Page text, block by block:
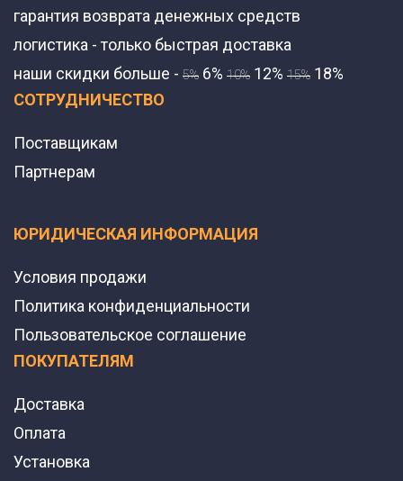
гарантия возврата денежных средств
логистика - только быстрая доставка
наши скидки больше - 5% 6% 10% 12% 15% 18%
СОТРУДНИЧЕСТВО
Поставщикам
Партнерам
ЮРИДИЧЕСКАЯ ИНФОРМАЦИЯ
Условия продажи
Политика конфиденциальности
Пользовательское соглашение
ПОКУПАТЕЛЯМ
Доставка
Оплата
Установка